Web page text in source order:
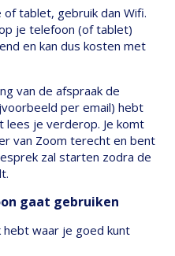
tablet, gebruik dan Wifi.
je telefoon (of tablet)
en kan dus kosten met
van de afspraak de
per email) hebt
je verderop. Je komt
van Zoom terecht en bent
zal starten zodra de
gaat gebruiken
waar je goed kunt